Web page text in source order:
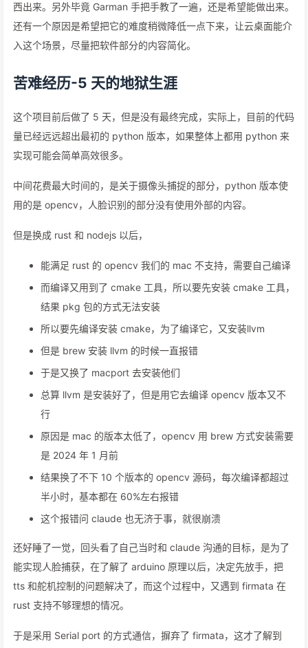
西出来。另外毕竟 Garman 手把手教了一遍，还是希望能做出来。
还有一个原因是希望把它的难度稍微降低一点下来，让云桌面能介
入这个场景，尽量把软件部分的内容简化。
苦难经历-5 天的地狱生涯
这个项目前后做了 5 天，但是没有最终完成，实际上，目前的代码
量已经远远超出最初的 python 版本，如果整体上都用 python 来
实现可能会简单高效很多。
中间花费最大时间的，是关于摄像头捕捉的部分，python 版本使
用的是 opencv，人脸识别的部分没有使用外部的内容。
但是换成 rust 和 nodejs 以后，
能满足 rust 的 opencv 我们的 mac 不支持，需要自己编译
而编译又用到了 cmake 工具，所以要先安装 cmake 工具，
结果 pkg 包的方式无法安装
所以要先编译安装 cmake，为了编译它，又安装llvm
但是 brew 安装 llvm 的时候一直报错
于是又换了 macport 去安装他们
总算 llvm 是安装好了，但是用它去编译 opencv 版本又不
行
原因是 mac 的版本太低了，opencv 用 brew 方式安装需要
是 2024 年 1 月前
结果换了不下 10 个版本的 opencv 源码，每次编译都超过
半小时，基本都在 60%左右报错
这个报错问 claude 也无济于事，就很崩溃
还好睡了一觉，回头看了自己当时和 claude 沟通的目标，是为了
能实现人脸捕获，在了解了 arduino 原理以后，决定先放手，把
tts 和舵机控制的问题解决了，而这个过程中，又遇到 firmata 在
rust 支持不够理想的情况。
于是采用 Serial port 的方式通信，摒弃了 firmata，这才了解到